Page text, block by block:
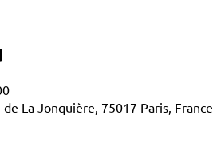
La Jonquière, 75017 Paris, France